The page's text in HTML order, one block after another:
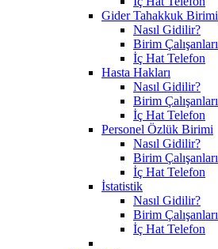
Gider Tahakkuk Birimi
Nasıl Gidilir?
Birim Çalışanları
İç Hat Telefon
Hasta Hakları
Nasıl Gidilir?
Birim Çalışanları
İç Hat Telefon
Personel Özlük Birimi
Nasıl Gidilir?
Birim Çalışanları
İç Hat Telefon
İstatistik
Nasıl Gidilir?
Birim Çalışanları
İç Hat Telefon